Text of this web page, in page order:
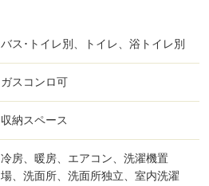
バス･トイレ別、トイレ、浴トイレ別
ガスコンロ可
収納スペース
冷房、暖房、エアコン、洗濯機置
場、洗面所、洗面所独立、室内洗濯